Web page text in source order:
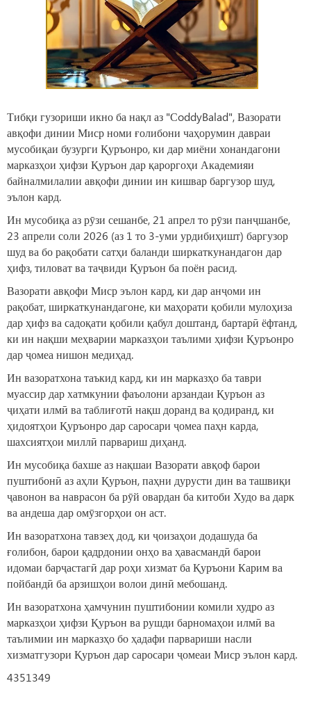
Тибқи гузориши икно ба нақл аз "СoddyBalad", Вазорати
авқофи динии Миср номи ғолибони чаҳорумин давраи
мусобиқаи бузурги Қуръонро, ки дар миёни хонандагони
марказҳои ҳифзи Қуръон дар қароргоҳи Академияи
байналмилалии авқофи динии ин кишвар баргузор шуд,
эълон кард.
Ин мусобиқа аз рӯзи сешанбе, 21 апрел то рӯзи панҷшанбе,
23 апрели соли 2026 (аз 1 то 3-уми урдибиҳишт) баргузор
шуд ва бо рақобати сатҳи баланди ширкаткунандагон дар
ҳифз, тиловат ва таҷвиди Қуръон ба поён расид.
Вазорати авқофи Миср эълон кард, ки дар анҷоми ин
рақобат, ширкаткунандагоне, ки маҳорати қобили мулоҳиза
дар ҳифз ва садоқати қобили қабул доштанд, бартарӣ ёфтанд,
ки ин нақши меҳварии марказҳои таълими ҳифзи Қуръонро
дар ҷомеа нишон медиҳад.
Ин вазоратхона таъкид кард, ки ин марказҳо ба таври
муассир дар хатмкунии фаъолони арзандаи Қуръон аз
ҷиҳати илмӣ ва таблиғотӣ нақш доранд ва қодиранд, ки
ҳидоятҳои Қуръонро дар саросари ҷомеа паҳн карда,
шахсиятҳои миллӣ парвариш диҳанд.
Ин мусобиқа бахше аз нақшаи Вазорати авқоф барои
пуштибонӣ аз аҳли Қуръон, паҳни дурусти дин ва ташвиқи
ҷавонон ва наврасон ба рӯй овардан ба китоби Худо ва дарк
ва андеша дар омӯзгорҳои он аст.
Ин вазоратхона тавзеҳ дод, ки ҷоизаҳои додашуда ба
ғолибон, барои қадрдонии онҳо ва ҳавасмандӣ барои
идомаи барҷастагӣ дар роҳи хизмат ба Қуръони Карим ва
пойбандӣ ба арзишҳои волои динӣ мебошанд.
Ин вазоратхона ҳамчунин пуштибонии комили худро аз
марказҳои ҳифзи Қуръон ва рушди барномаҳои илмӣ ва
таълимии ин марказҳо бо ҳадафи парвариши насли
хизматгузори Қуръон дар саросари ҷомеаи Миср эълон кард.
4351349